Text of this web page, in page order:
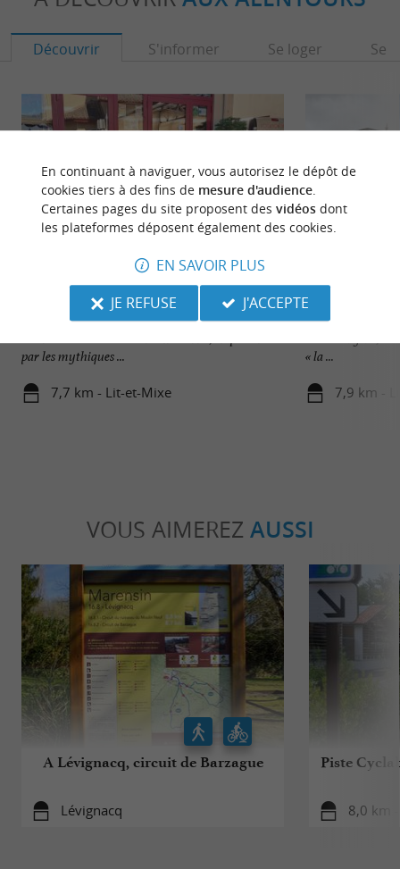
Découvrir S'informer Se loger Se
Du début des pédales avec un vélo signé Pierre
par les mythiques ...
7,7 km - Lit-et-Mixe
Lit-et-Mixe
Station balnéaire
« la ...
7,9 km -
VOUS AIMEREZ AUSSI
A Lévignacq, circuit de Barzague
Lévignacq
Piste
8,0 km
En continuant à naviguer, vous autorisez le dépôt de
cookies tiers à des fins de mesure d'audience.
Certaines pages du site proposent des vidéosdont
les plateformes déposent également des cookies.
EN SAVOIR PLUS
JE REFUSE
J'ACCEPTE